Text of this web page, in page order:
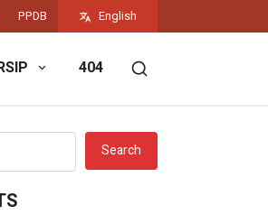
PPDB English
404
Search